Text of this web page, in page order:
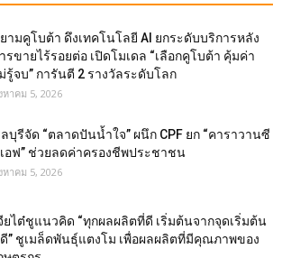
ามคูโบต้า ดึงเทคโนโลยี AI ยกระดับบริการหลัง
รขายไร้รอยต่อ เปิดโมเดล “เลือกคูโบต้า คุ้มค่า
รู้จบ” การันตี 2 รางวัลระดับโลก
หาคม 5, 2026
บุรีจัด “ตลาดปันน้ำใจ” ผนึก CPF ยก “คาราวานซี
อฟ” ช่วยลดค่าครองชีพประชาชน
หาคม 5, 2026
ยไต๋ชูแนวคิด “ทุกผลผลิตที่ดี เริ่มต้นจากจุดเริ่มต้น
” ชูเมล็ดพันธุ์แตงโม เพื่อผลผลิตที่มีคุณภาพของ